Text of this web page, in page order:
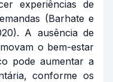
experiências de
(Barhate e
A ausência de
o bem-estar
pode aumentar a
conforme os